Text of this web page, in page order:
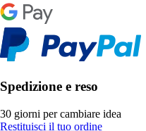
Spedizione e reso
30 giorni per cambiare idea
Restituisci il tuo ordine